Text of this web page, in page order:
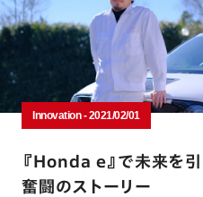
Innovation - 2021/02/01
『Honda e』で未来を引
奮闘のストーリー